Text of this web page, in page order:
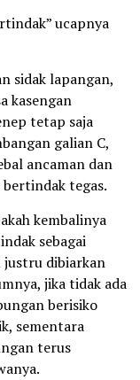
ucapnya
sidak lapangan,
kasengan
tetap saja
galian C,
ancaman dan
tegas.
kembalinya
sebagai
justru dibiarkan
jika tidak ada
berisiko
sementara
terus